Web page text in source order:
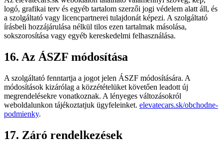
logó, grafikai terv és egyéb tartalom szerzői jogi védelem alatt áll, és
a szolgáltató vagy licencpartnerei tulajdonát képezi. A szolgáltató
írásbeli hozzájárulása nélkül tilos ezen tartalmak másolása,
sokszorosítása vagy egyéb kereskedelmi felhasználása.
16. Az ÁSZF módosítása
A szolgáltató fenntartja a jogot jelen ÁSZF módosítására. A
módosítások kizárólag a közzétételüket követően leadott új
megrendelésekre vonatkoznak. A lényeges változásokról
weboldalunkon tájékoztatjuk ügyfeleinket. elevatecars.sk/obchodne-
podmienky.
17. Záró rendelkezések